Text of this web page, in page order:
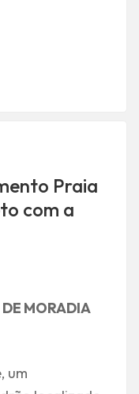
Praia
com a
MORADIA
um